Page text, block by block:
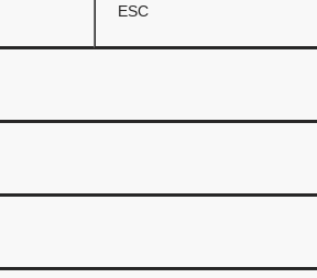
ESC